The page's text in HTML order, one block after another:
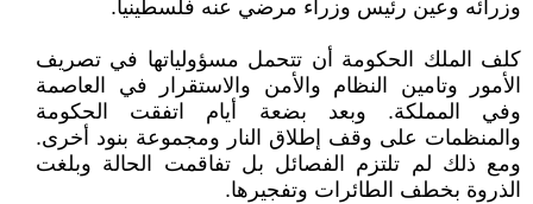
وزرائه وعين رئيس وزراء مرضي عنه فلسطينيا.
كلف الملك الحكومة أن تتحمل مسؤولياتها في تصريف
الأمور وتامين النظام والأمن والاستقرار في العاصمة
وفي المملكة. وبعد بضعة أيام اتفقت الحكومة
والمنظمات على وقف إطلاق النار ومجموعة بنود أخرى.
ومع ذلك لم تلتزم الفصائل بل تفاقمت الحالة وبلغت
الذروة بخطف الطائرات وتفجيرها.